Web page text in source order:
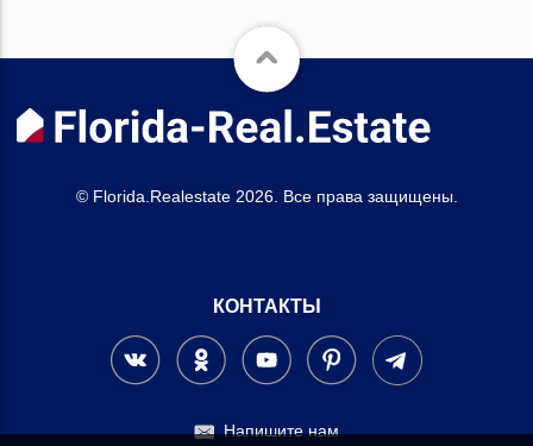
© Florida.Realestate 2026. Все права защищены.
КОНТАКТЫ
Напишите нам